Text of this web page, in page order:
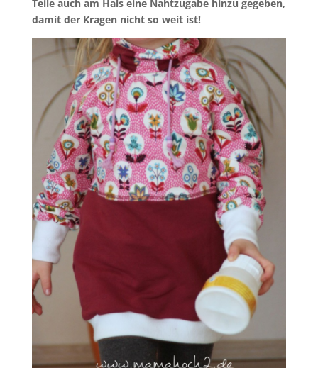
Teile auch am Hals eine Nahtzugabe hinzu gegeben,
damit der Kragen nicht so weit ist!